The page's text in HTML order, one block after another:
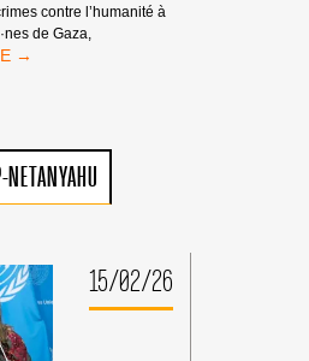
contre l’humanité à
de Gaza,
15/02/26